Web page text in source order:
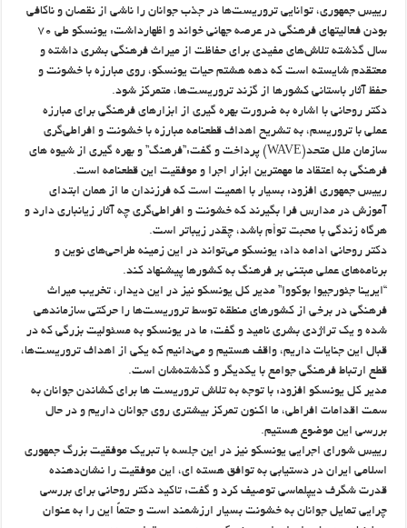
رییس جمهوری، توانایی تروریست‌ها در جذب جوانان را ناشی از نقصان و ناکافی
بودن فعالیتهای فرهنگی در عرصه جهانی خواند و اظهارداشت: یونسکو طی ۷۰
سال گذشته تلاش‌های مفیدی برای حفاظت از میراث فرهنگی بشری داشته‌ و
معتقدم شایسته است که دهه هشتم حیات یونسکو، روی مبارزه با خشونت و
حفظ آثار باستانی کشورها از گزند تروریست‌ها، متمرکز شود.
دکتر روحانی با اشاره به ضرورت بهره گیری از ابزارهای فرهنگی برای مبارزه
عملی با تروریسم، به تشریح اهداف قطعنامه مبارزه با خشونت و افراطی‌گری
سازمان ملل متحد(WAVE) پرداخت و گفت:”فرهنگ” و بهره گیری از شیوه های
فرهنگی به اعتقاد ما مهمترین ابزار اجرا و موفقیت این قطعنامه است.
رییس جمهوری افزود: بسیار با اهمیت است که فرزندان ما از همان ابتدای
آموزش در مدارس فرا بگیرند که خشونت و افراطی‌گری چه آثار زیانباری دارد و
هرگاه زندگی با محبت توأم باشد، چقدر زیباتر است.
دکتر روحانی ادامه داد: یونسکو می‌تواند در این زمینه طراحی‌های نوین و
برنامه‌های عملی مبتنی بر فرهنگ به کشورها پیشنهاد کند.
“ایرینا جئورجیوا بوکووا” مدیر کل یونسکو نیز در این دیدار، تخریب میراث
فرهنگی در برخی از کشورهای منطقه توسط تروریست‌ها را حرکتی سازماندهی
شده و یک تراژدی بشری نامید و گفت: ما در یونسکو به مسئولیت بزرگی که در
قبال این جنایات داریم، واقف هستیم و می‌دانیم که یکی از اهداف تروریست‌ها،
قطع ارتباط فرهنگی جوامع با یکدیگر و گذشته‌شان است.
مدیر کل یونسکو افزود: با توجه به تلاش تروریست ها برای کشاندن جوانان به
سمت اقدامات افراطی، ما اکنون تمرکز بیشتری روی جوانان داریم و در حال
بررسی این موضوع هستیم.
رییس شورای اجرایی یونسکو نیز در این جلسه با تبریک موفقیت بزرگ جمهوری
اسلامی ایران در دستیابی به توافق هسته ای، این موفقیت را نشان‌دهنده
قدرت شگرف دیپلماسی توصیف کرد و گفت: تاکید دکتر روحانی برای بررسی
چرایی تمایل جوانان به خشونت بسیار ارزشمند است و حتماً این را به عنوان